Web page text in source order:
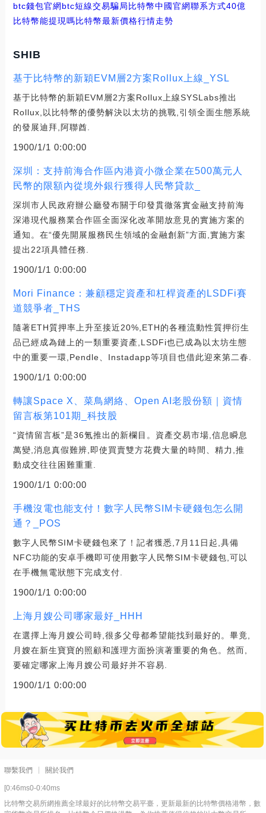
btc錢包官網btc短線交易騙局比特幣中國官網聯系方式40億
比特幣能提現嗎比特幣最新價格行情走勢
SHIB
基于比特幣的新穎EVM層2方案Rollux上線_YSL
基于比特幣的新穎EVM層2方案Rollux上線SYSLabs推出
Rollux,以比特幣的優勢解決以太坊的挑戰,引領全面生態系統
的發展迪拜,阿聯酋.
1900/1/1 0:00:00
深圳：支持前海合作區內港資小微企業在500萬元人
民幣的限額內從境外銀行獲得人民幣貸款_
深圳市人民政府辦公廳發布關于印發貫徹落實金融支持前海
深港現代服務業合作區全面深化改革開放意見的實施方案的
通知。在“優先開展服務民生領域的金融創新”方面,實施方案
提出22項具體任務.
1900/1/1 0:00:00
Mori Finance：兼顧穩定資產和杠桿資產的LSDFi賽
道競爭者_THS
隨著ETH質押率上升至接近20%,ETH的各種流動性質押衍生
品已經成為鏈上的一類重要資產,LSDFi也已成為以太坊生態
中的重要一環,Pendle、Instadapp等項目也借此迎來第二春.
1900/1/1 0:00:00
轉讓Space X、菜鳥網絡、Open AI老股份額｜資情
留言板第101期_科技股
“資情留言板”是36氪推出的新欄目。資產交易市場,信息瞬息
萬變,消息真假難辨,即使買賣雙方花費大量的時間、精力,推
動成交往往困難重重.
1900/1/1 0:00:00
手機沒電也能支付！數字人民幣SIM卡硬錢包怎么開
通？_POS
數字人民幣SIM卡硬錢包來了！記者獲悉,7月11日起,具備
NFC功能的安卓手機即可使用數字人民幣SIM卡硬錢包,可以
在手機無電狀態下完成支付.
1900/1/1 0:00:00
上海月嫂公司哪家最好_HHH
在選擇上海月嫂公司時,很多父母都希望能找到最好的。畢竟,
月嫂在新生寶寶的照顧和護理方面扮演著重要的角色。然而,
要確定哪家上海月嫂公司最好并不容易.
1900/1/1 0:00:00
聯繫我們 關於我們
[0:46ms0-0:40ms
比特幣交易所網推薦全球最好的比特幣交易平臺，更新最新的比特幣價格港幣，數